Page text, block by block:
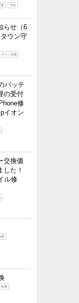
理 守谷
らせ（6
ウン守
テリー交換
バッテ
の受付
修
イオン
交換価
した！
ル修
理
交換